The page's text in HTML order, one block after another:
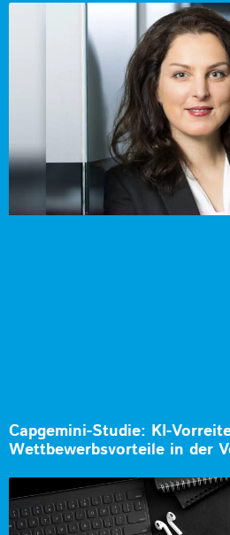
Capgemini-Studie: KI-
Wettbewerbsvorteile in der